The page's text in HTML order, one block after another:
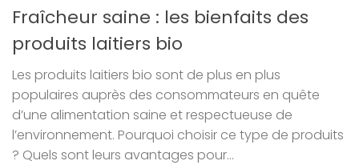
Fraîcheur saine : les bienfaits des
produits laitiers bio
Les produits laitiers bio sont de plus en plus
populaires auprès des consommateurs en quête
d’une alimentation saine et respectueuse de
l’environnement. Pourquoi choisir ce type de produits
? Quels sont leurs avantages pour...